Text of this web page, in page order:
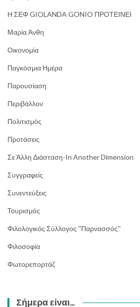
Η ΣΕΦ GIOLANDA GONIO ΠΡΟΤΕΙΝΕΙ
Μαρία Άνθη
Οικονομία
Παγκόσμια Ημέρα
Παρουσίαση
Περιβάλλον
Πολιτισμός
Προτάσεις
Σε Άλλη Διάσταση-In Another Dimension
Συγγραφείς
Συνεντεύξεις
Τουρισμός
Φιλολογικός Σύλλογος ''Παρνασσός''
Φιλοσοφία
Φωτορεπορτάζ
Σήμερα είναι…